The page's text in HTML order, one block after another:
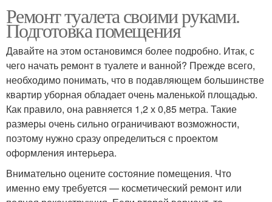
Ремонт туалета своими руками.
Подготовка помещения
Давайте на этом остановимся более подробно. Итак, с
чего начать ремонт в туалете и ванной? Прежде всего,
необходимо понимать, что в подавляющем большинстве
квартир уборная обладает очень маленькой площадью.
Как правило, она равняется 1,2 х 0,85 метра. Такие
размеры очень сильно ограничивают возможности,
поэтому нужно сразу определиться с проектом
оформления интерьера.
Внимательно оцените состояние помещения. Что
именно ему требуется — косметический ремонт или